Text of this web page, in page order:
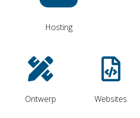
Hosting
Ontwerp Websites